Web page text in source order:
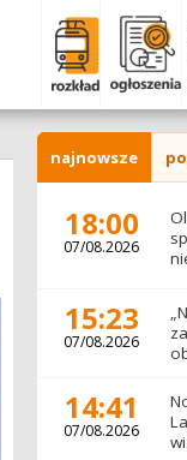
najnowsze
18:00
07/08.2026
15:23
07/08.2026
14:41
07/08.2026